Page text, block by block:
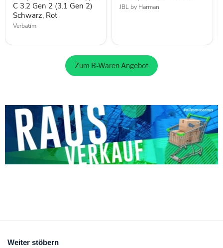
3.2
Gen
2
(3.1
C 3.2 Gen 2 (3.1 Gen 2)
Schwarz, Rot
Verbatim
JBL by Harman
Zum B-Waren Angebot
Weiter stöbern